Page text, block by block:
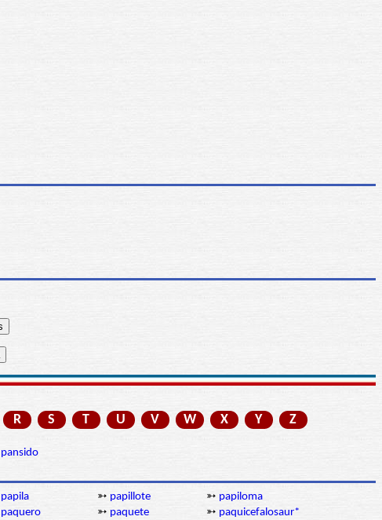
R S T U V W X Y Z
pansido
papila ➳ papillote ➳ papiloma
paquero ➳ paquete ➳ paquicefalosaur*